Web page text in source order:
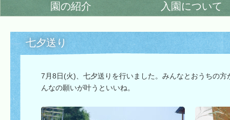
園の紹介 入園について
七夕送り
7月8日(火)、七夕送りを行いました。みんなとおうちの
んなの願いが叶うといいね。